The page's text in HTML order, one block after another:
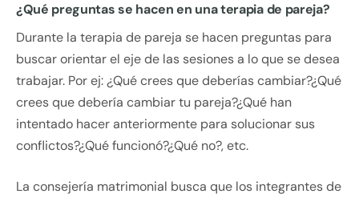
¿Qué preguntas se hacen en una terapia de pareja?
Durante la terapia de pareja se hacen preguntas para
buscar orientar el eje de las sesiones a lo que se desea
trabajar. Por ej: ¿Qué crees que deberías cambiar?¿Qué
crees que debería cambiar tu pareja?¿Qué han
intentado hacer anteriormente para solucionar sus
conflictos?¿Qué funcionó?¿Qué no?, etc.
La consejería matrimonial busca que los integrantes de